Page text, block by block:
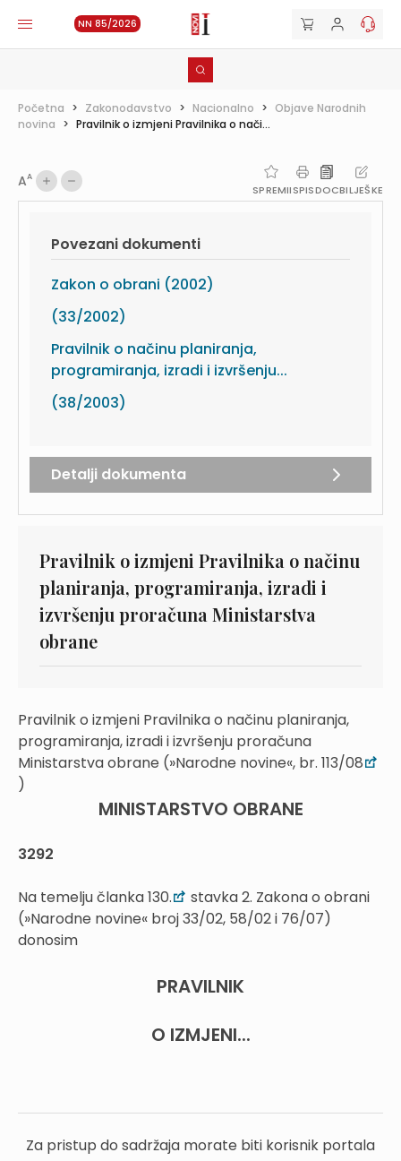
NN 85/2026
Početna > Zakonodavstvo > Nacionalno > Objave Narodnih
novina > Pravilnik o izmjeni Pravilnika o nači...
AA
SPREMIISPISDOCBILJEŠKE
Povezani dokumenti
Zakon o obrani (2002)
(33/2002)
Pravilnik o načinu planiranja,
programiranja, izradi i izvršenju...
(38/2003)
Detalji dokumenta
Pravilnik o izmjeni Pravilnika o načinu
planiranja, programiranja, izradi i
izvršenju proračuna Ministarstva
obrane
Pravilnik o izmjeni Pravilnika o načinu planiranja,
programiranja, izradi i izvršenju proračuna
Ministarstva obrane (»Narodne novine«, br. 113/08
)
MINISTARSTVO OBRANE
3292
Na temelju članka 130.
stavka 2. Zakona o obrani
(»Narodne novine« broj 33/02, 58/02 i 76/07)
donosim
PRAVILNIK
O IZMJENI...
Za pristup do sadržaja morate biti korisnik portala